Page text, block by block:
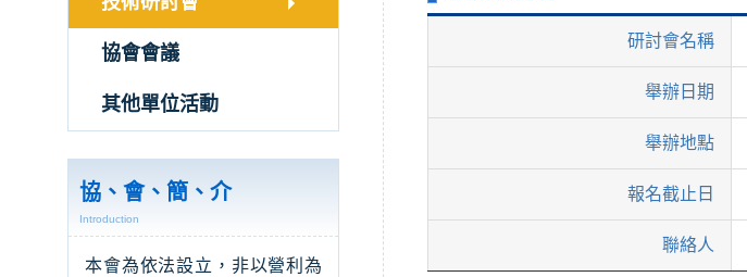
協會會議
其他單位活動
協、會、簡、介
Introduction
本會為依法設立，非以營利為
研討會名稱
舉辦日期
舉辦地點
報名截止日
聯絡人